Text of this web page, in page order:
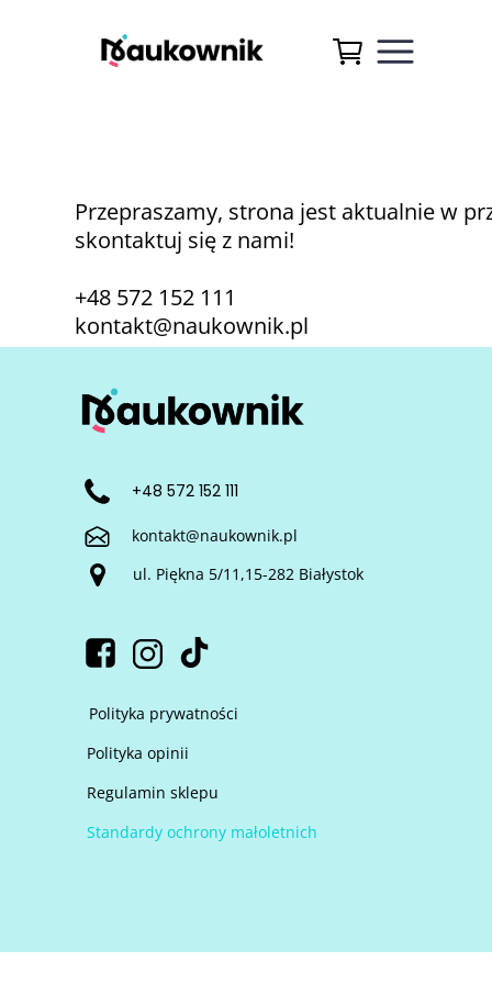
Przepraszamy, strona jest aktualnie w
skontaktuj się z nami!
+48 572 152 111
kontakt@naukownik.pl
Regulamin sklepu
Polityka opinii
Standardy ochrony małoletnich
Polityka prywatności
+48 572 152 111
kontakt@naukownik.pl
ul. Piękna 5/11,15-282 Białystok